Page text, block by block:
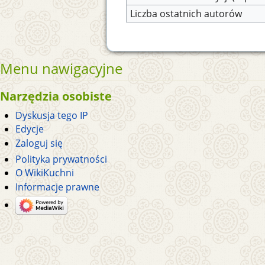
Liczba ostatnich autorów
Menu nawigacyjne
Narzędzia osobiste
Dyskusja tego IP
Edycje
Zaloguj się
Polityka prywatności
O WikiKuchni
Informacje prawne